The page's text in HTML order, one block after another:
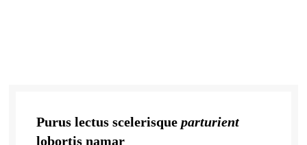
Purus lectus scelerisque parturient
lobortis namar